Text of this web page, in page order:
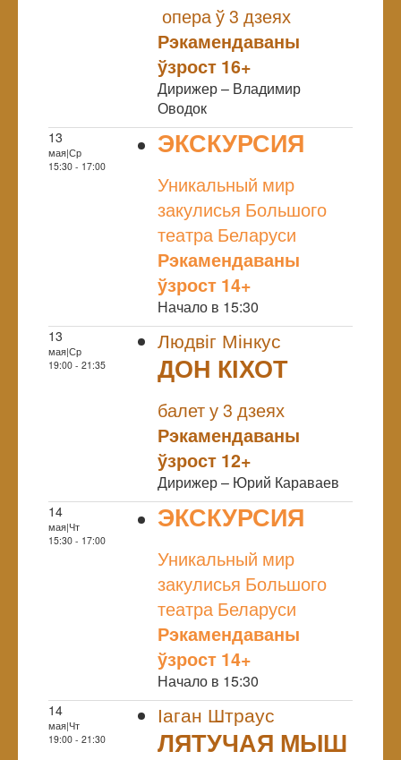
опера ў 3 дзеях
Рэкамендаваны
ўзрост 16+
Дирижер – Владимир
Оводок
13
мая|Ср
15:30 - 17:00
ЭКСКУРСИЯ
Уникальный мир
закулисья Большого
театра Беларуси
Рэкамендаваны
ўзрост 14+
Начало в 15:30
13
мая|Ср
19:00 - 21:35
Людвіг Мінкус
ДОН КІХОТ
балет у 3 дзеях
Рэкамендаваны
ўзрост 12+
Дирижер – Юрий Караваев
14
мая|Чт
15:30 - 17:00
ЭКСКУРСИЯ
Уникальный мир
закулисья Большого
театра Беларуси
Рэкамендаваны
ўзрост 14+
Начало в 15:30
14
мая|Чт
19:00 - 21:30
Іаган Штраус
ЛЯТУЧАЯ МЫШ